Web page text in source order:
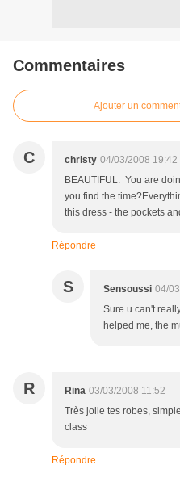
Commentaires
Ajouter un
C christy 04/03/2008 19:42
BEAUTIFUL. You are
you find the
this dress - the pockets
Répondre
S Sensoussi 04/
Sure u can't
helped me, the
R Rina 03/03/2008 11:52
Très jolie tes robes,
class
Répondre